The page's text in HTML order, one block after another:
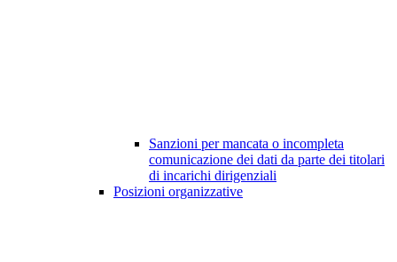
Sanzioni per mancata o incompleta
comunicazione dei dati da parte dei titolari
di incarichi dirigenziali
Posizioni organizzative